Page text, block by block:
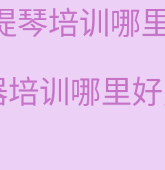
琴培训哪
训哪里